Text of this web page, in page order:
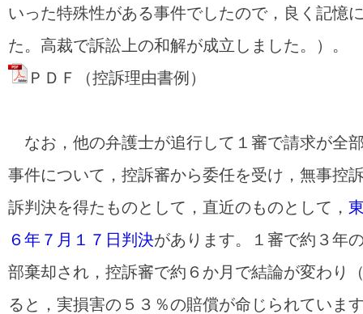
いった特殊性がある事件でしたので，良く記憶
た。高裁で訴訟上の和解が成立しました。）。
ＰＤＦ（控訴理由書例）
なお，他の弁護士が追行して１審で請求が全
事件について，控訴審から委任を受け，無事控
訴判決を得たものとして，直近のものとして，
６年７月１７日判決があります。１審で約３年
部棄却され，控訴審で約６か月で結論が変わり
ると，実損害の５３％の賠償が命じられていま